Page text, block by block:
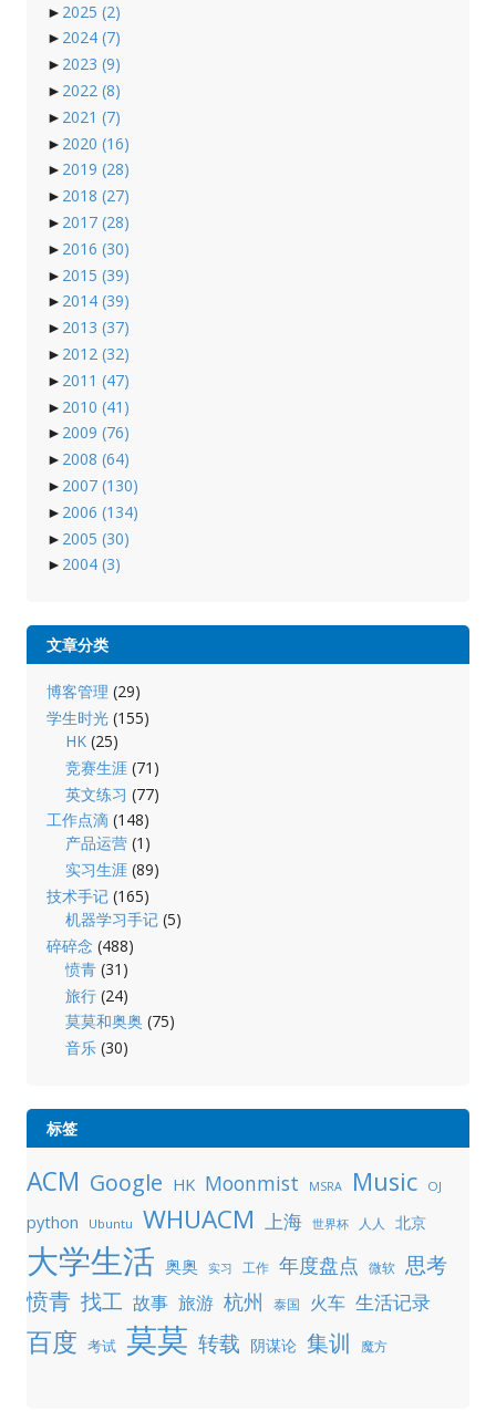
► 2025 (2)
► 2024 (7)
► 2023 (9)
► 2022 (8)
► 2021 (7)
► 2020 (16)
► 2019 (28)
► 2018 (27)
► 2017 (28)
► 2016 (30)
► 2015 (39)
► 2014 (39)
► 2013 (37)
► 2012 (32)
► 2011 (47)
► 2010 (41)
► 2009 (76)
► 2008 (64)
► 2007 (130)
► 2006 (134)
► 2005 (30)
► 2004 (3)
文章分类
博客管理 (29)
学生时光(155)
HK (25)
竞赛生涯 (71)
英文练习 (77)
工作点滴(148)
产品运营 (1)
实习生涯 (89)
技术手记(165)
机器学习手记 (5)
碎碎念 (488)
愤青 (31)
旅行 (24)
莫莫和奥奥 (75)
音乐 (30)
标签
ACM Google HK Moonmist MSRA Music OJ
python Ubuntu WHUACM 上海 世界杯 人人 北京
大学生活 奥奥 实习 工作 年度盘点 微软 思考
愤青 找工 故事 旅游 杭州 泰国 火车 生活记录
百度 考试 莫莫 转载 阴谋论 集训 魔方